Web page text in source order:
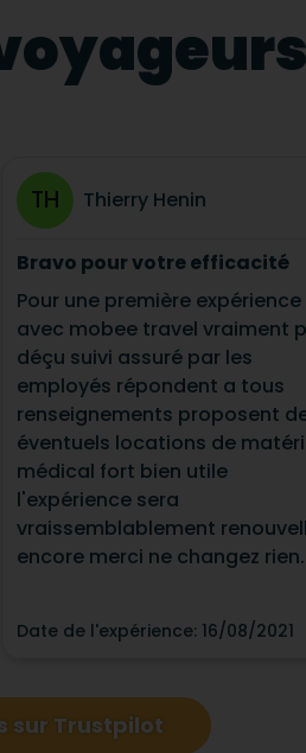
TH Thierry Henin
Bravo pour votre efficacité
Pour une première expérience
avec mobee travel vraiment
déçu suivi assuré par les
employés répondent a tous
renseignements proposent
éventuels locations de
médical fort bien utile
l'expérience sera
vraissemblablement
encore merci ne changez rien.
Date de l'expérience: 16/08/2021
sur Trustpilot